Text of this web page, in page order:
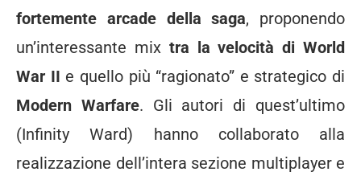
fortemente arcade della saga, proponendo
un’interessante mix tra la velocità di World
War II e quello più “ragionato” e strategico di
Modern Warfare. Gli autori di quest’ultimo
(Infinity Ward) hanno collaborato alla
realizzazione dell’intera sezione multiplayer e